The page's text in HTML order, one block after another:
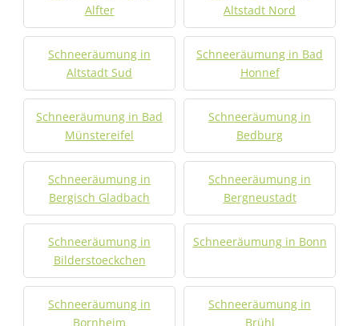
Alfter
Altstadt Nord
Schneeräumung in
Altstadt Sud
Schneeräumung in Bad
Honnef
Schneeräumung in Bad
Münstereifel
Schneeräumung in
Bedburg
Schneeräumung in
Bergisch Gladbach
Schneeräumung in
Bergneustadt
Schneeräumung in
Bilderstoeckchen
Schneeräumung in Bonn
Schneeräumung in
Bornheim
Schneeräumung in
Brühl